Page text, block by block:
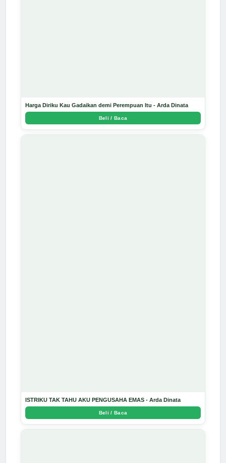
Harga Diriku Kau Gadaikan demi Perempuan Itu - Arda Dinata
Beli / Baca
ISTRIKU TAK TAHU AKU PENGUSAHA EMAS - Arda Dinata
Beli / Baca